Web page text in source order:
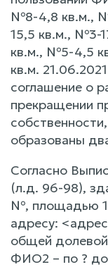
№8-4,8 кв.м.,
15,5 кв.м., №3-
кв.м., №5-4,5
кв.м.
соглашение о
прекращении
образованы
Согласно
(л.д. 96-98),
№, площадью
адресу:
общей
ФИО2 – по ?